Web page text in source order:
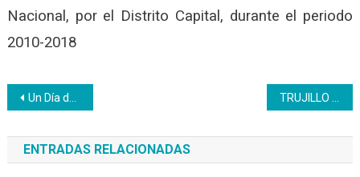
Nacional, por el Distrito Capital, durante el periodo
2010-2018
Navegación
de
entradas
Un Día del Trabajador muy peculiar + mensaje del presidente Wuikelman Angel TRUJILLO | Encuentros pedagógicos: una forma de converger el aprendizaje
ENTRADAS RELACIONADAS